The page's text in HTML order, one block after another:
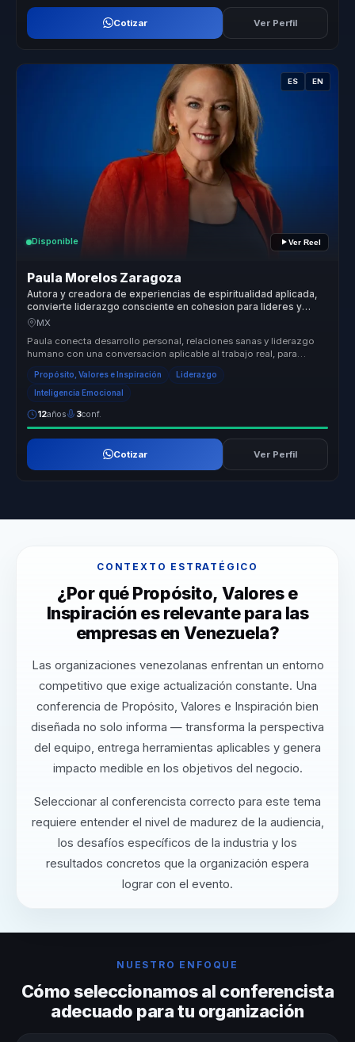
Cotizar Ver Perfil
ES EN
Disponible Ver Reel
Paula Morelos Zaragoza
Autora y creadora de experiencias de espiritualidad aplicada,
convierte liderazgo consciente en cohesion para lideres y
equipos.
MX
Paula conecta desarrollo personal, relaciones sanas y liderazgo
humano con una conversacion aplicable al trabajo real, para
equipos que n...
Propósito, Valores e Inspiración Liderazgo
Inteligencia Emocional
12años 3conf.
Cotizar Ver Perfil
CONTEXTO ESTRATÉGICO
¿Por qué Propósito, Valores e
Inspiración es relevante para las
empresas en Venezuela?
Las organizaciones venezolanas enfrentan un entorno
competitivo que exige actualización constante. Una
conferencia de Propósito, Valores e Inspiración bien
diseñada no solo informa — transforma la perspectiva
del equipo, entrega herramientas aplicables y genera
impacto medible en los objetivos del negocio.
Seleccionar al conferencista correcto para este tema
requiere entender el nivel de madurez de la audiencia,
los desafíos específicos de la industria y los
resultados concretos que la organización espera
lograr con el evento.
NUESTRO ENFOQUE
Cómo seleccionamos al conferencista
adecuado para tu organización